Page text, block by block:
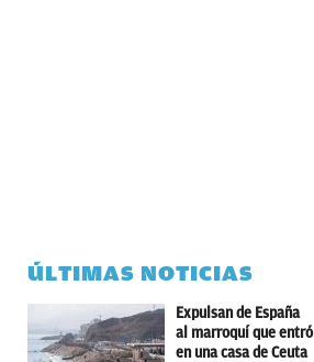
ÚLTIMAS NOTICIAS
Expulsan de España
al marroquí que entró
en una casa de Ceuta